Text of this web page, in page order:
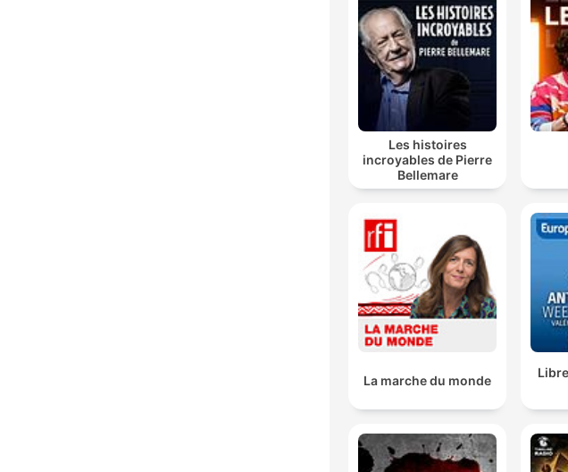
schade die
Nederland.
Vooralsnog zien
paradox. Solo
economie en die
maar niet in de
00:23:50 · De
zichtbaar is in de
Maar waarom
onvoorspelbaar
00:27:29 · De
Nederlandse
Een minder divers
eigenlijk heel
00:38:46 · De
Les histoires
incroyables de Pierre
Bellemare
La marche du monde